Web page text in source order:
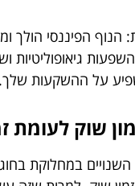
הנוף הפיננסי הולך
גיאופוליטיות
על ההשקעות שלך.
שוק לעומת
השנויים במחלוקת